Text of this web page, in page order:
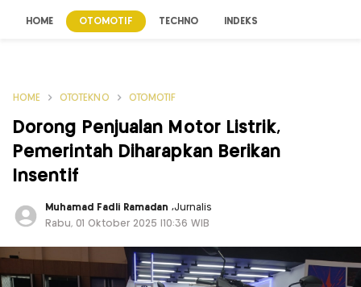
HOME OTOMOTIF TECHNO INDEKS
HOME OTOTEKNO OTOMOTIF
Dorong Penjualan Motor Listrik,
Pemerintah Diharapkan Berikan
Insentif
Muhamad Fadli Ramadan,Jurnalis
Rabu, 01 Oktober 2025 |10:36 WIB